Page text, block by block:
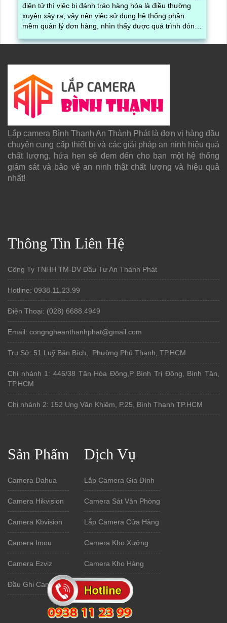
điện tử thì việc bị đánh tráo hàng hóa là điều thường
xuyên xảy ra, vậy nên việc sử dụng hệ thống phần
mềm quản lý đơn hàng, nhìn thấy được quá trình đóng
được ghi lại một cách dễ dàng
Lắp camera Bình Thạnh An Thành Phát là đơn vị hàng đầu
chuyên cung cấp thiết bị và các giải pháp an ninh hiệu quả
chất lượng, hứa hẹn sẽ đem đến cho bạn một hệ thống
giám sát và bảo vệ an ninh thật chất lượng và hiệu quả
nhất!
Thông Tin Liên Hệ
Công Ty TNHH TM-DV Đầu Tư An Thành Phát
Hotline: 0938.11.23.99
Điện Thoại: (028) 6688.4949
Email: congngheanthanhphat@gmail.com
Trụ Sở: 51 Luỹ Bán Bích, Phường Phú Thạnh, TP.HCM
Chi nhánh 1: 445/38 Tân Hòa Đông,P Bình Trị Đông, Bình Tân,
TP.HCM
Chi nhánh 2: 152 Ung Văn Khiêm, P.25, Bình Thạnh TP.HCM
Sản Phẩm
Camera Dahua
Camera Hikvision
Camera Kbvision
Camera Imou
Camera Ezviz
Đầu Ghi Camera
Dịch Vụ
Lắp Camera Gia Đình
Camera Sát Văn Phòng
Lắp Camera Cửa Hàng
Camera Kho Xưởng
Camera Kho Hàng